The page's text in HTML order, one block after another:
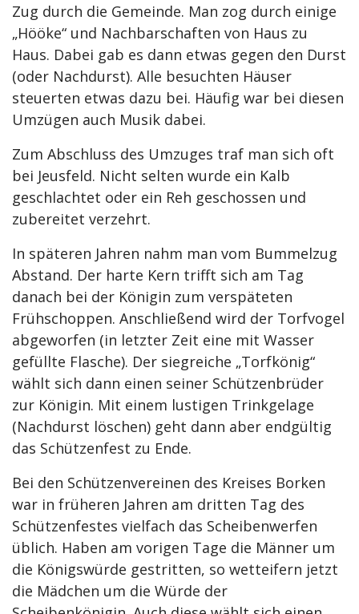
Zug durch die Gemeinde. Man zog durch einige
„Hööke“ und Nachbarschaften von Haus zu
Haus. Dabei gab es dann etwas gegen den Durst
(oder Nachdurst). Alle besuchten Häuser
steuerten etwas dazu bei. Häufig war bei diesen
Umzügen auch Musik dabei.
Zum Abschluss des Umzuges traf man sich oft
bei Jeusfeld. Nicht selten wurde ein Kalb
geschlachtet oder ein Reh geschossen und
zubereitet verzehrt.
In späteren Jahren nahm man vom Bummelzug
Abstand. Der harte Kern trifft sich am Tag
danach bei der Königin zum verspäteten
Frühschoppen. Anschließend wird der Torfvogel
abgeworfen (in letzter Zeit eine mit Wasser
gefüllte Flasche). Der siegreiche „Torfkönig“
wählt sich dann einen seiner Schützenbrüder
zur Königin. Mit einem lustigen Trinkgelage
(Nachdurst löschen) geht dann aber endgültig
das Schützenfest zu Ende.
Bei den Schützenvereinen des Kreises Borken
war in früheren Jahren am dritten Tag des
Schützenfestes vielfach das Scheibenwerfen
üblich. Haben am vorigen Tage die Männer um
die Königswürde gestritten, so wetteifern jetzt
die Mädchen um die Würde der